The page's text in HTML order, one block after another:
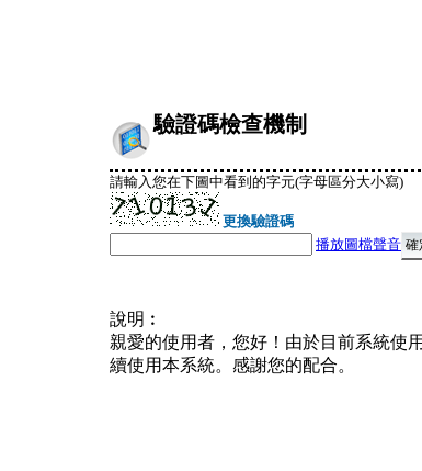
驗證碼檢查機制
請輸入您在下圖中看到的字元(字母區分大小寫)
更換驗證碼
播放圖檔聲音
說明︰
親愛的使用者，您好！由於目前系統使
續使用本系統。感謝您的配合。